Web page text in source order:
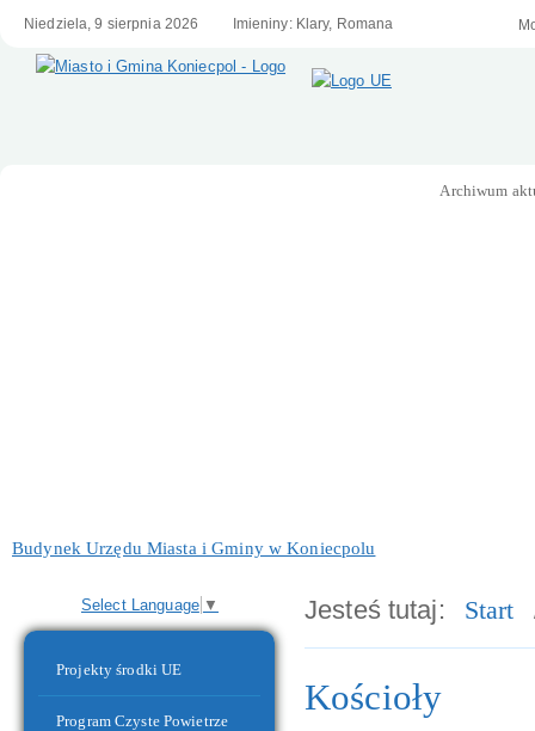
Niedziela,9 sierpnia2026 Imieniny: Klary, Romana
Archiwum
Budynek Urzędu Miasta i Gminy w Koniecpolu
Select Language ▼
Menu dodatkowe
Projekty środki UE
Program Czyste Powietrze
Jesteś tutaj: Start
Kościoły